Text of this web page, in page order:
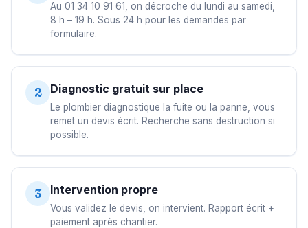
Au 01 34 10 91 61, on décroche du lundi au samedi,
8 h – 19 h. Sous 24 h pour les demandes par
formulaire.
2 Diagnostic gratuit sur place
Le plombier diagnostique la fuite ou la panne, vous
remet un devis écrit. Recherche sans destruction si
possible.
3 Intervention propre
Vous validez le devis, on intervient. Rapport écrit +
paiement après chantier.